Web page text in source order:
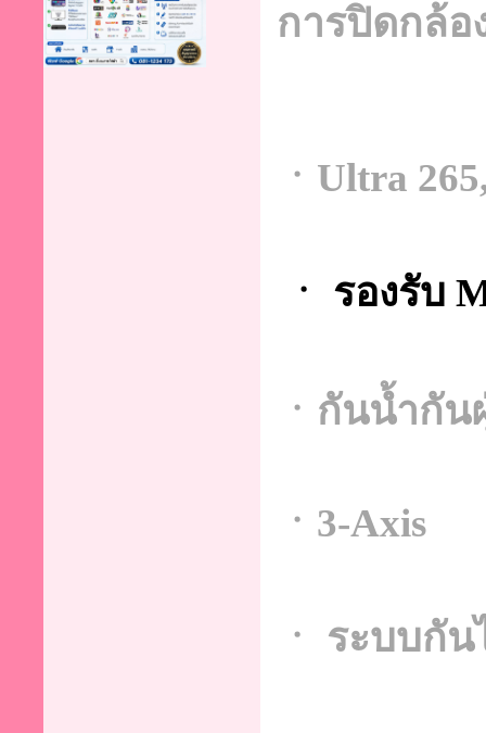
การปิดกล้อ
ㆍUltra
ㆍ รองรับ
ㆍกันน้ำกั
ㆍ3-Axis
ㆍ ระบบกั